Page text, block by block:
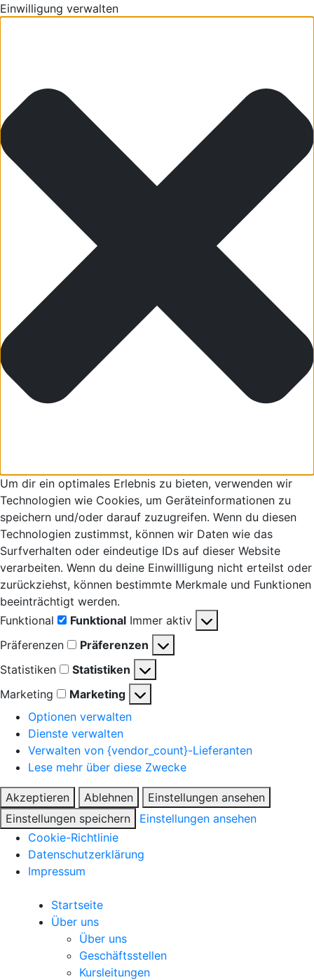
Einwilligung verwalten
Um dir ein optimales Erlebnis zu bieten, verwenden wir
Technologien wie Cookies, um Geräteinformationen zu
speichern und/oder darauf zuzugreifen. Wenn du diesen
Technologien zustimmst, können wir Daten wie das
Surfverhalten oder eindeutige IDs auf dieser Website
verarbeiten. Wenn du deine Einwillligung nicht erteilst oder
zurückziehst, können bestimmte Merkmale und Funktionen
beeinträchtigt werden.
Funktional
Funktional Immer aktiv
Präferenzen
Präferenzen
Statistiken
Statistiken
Marketing
Marketing
Optionen verwalten
Dienste verwalten
Verwalten von {vendor_count}-Lieferanten
Lese mehr über diese Zwecke
Akzeptieren Ablehnen
Einstellungen ansehen
Einstellungen speichern
Einstellungen ansehen
Cookie-Richtlinie
Datenschutzerklärung
Impressum
Startseite
Über uns
Über uns
Geschäftsstellen
Kursleitungen